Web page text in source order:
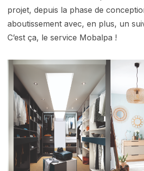
projet, depuis la phase de
aboutissement avec, en plus, un
C’est ça, le service Mobalpa !